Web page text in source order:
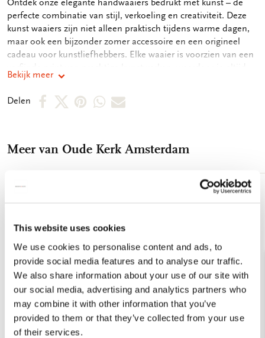
This website uses cookies
We use cookies to personalise content and ads, to
provide social media features and to analyse our traffic.
We also share information about your use of our site with
our social media, advertising and analytics partners who
may combine it with other information that you’ve
provided to them or that they’ve collected from your use
of their services.
Ontdek onze elegante handwaaiers bedrukt met kunst – de
perfecte combinatie van stijl, verkoeling en creativiteit. Deze
kunst waaiers zijn niet alleen praktisch tijdens warme dagen,
maar ook een bijzonder zomer accessoire en een origineel
cadeau voor kunstliefhebbers. Elke waaier is voorzien van een
een klein kunstwerk bij je draagt. Dankzij het lichte en
compacte ontwerp neem je de waaier eenvoudig mee naar
festivals, vakanties, bruiloften of een dagje uit. Of je nu op
onze handwaaiers bieden een perfecte balans tussen
kunstprints Ideaal als verkoelend zomer accessoire Perfect
inspireren door kunst – waar je ook bent. 25 cm lang en
Bekijk meer
Delen
DeelDeelDeelDeelDeel
mail
Meer van Oude Kerk Amsterdam